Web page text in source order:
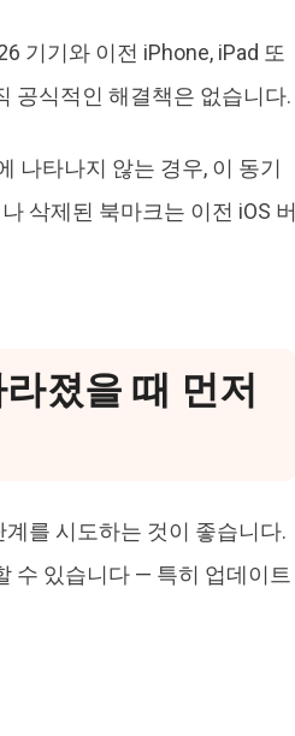
기기와 이전 iPhone, iPad 또
공식적인 해결책은 없습니다.
나타나지 않는 경우, 이 동기
삭제된 북마크는 이전 iOS 버
졌을 때 먼저
를 시도하는 것이 좋습니다.
수 있습니다 — 특히 업데이트